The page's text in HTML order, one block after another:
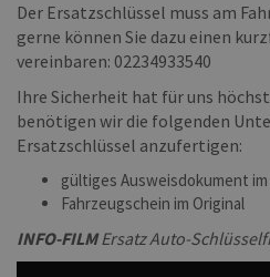
Der Ersatzschlüssel muss am
gerne können Sie dazu einen
vereinbaren: 02234933540
Ihre Sicherheit hat für uns
benötigen wir die folgenden
Ersatzschlüssel anzufertigen:
gültiges Ausweisdokument
Fahrzeugschein im Original
INFO-FILMErsatz Auto-